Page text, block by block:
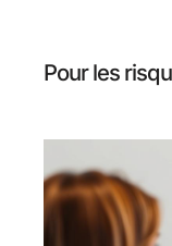
Pour les